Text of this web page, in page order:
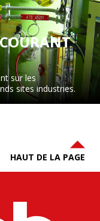
sur les
sites industries.
HAUT DE LA PAGE